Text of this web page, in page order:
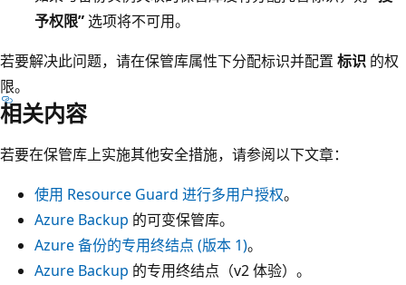
予权限”选项将不可用。
若要解决此问题，请在保管库属性下分配标识并配置 标识 的权
限。
相关内容
若要在保管库上实施其他安全措施，请参阅以下文章：
使用 Resource Guard 进行多用户授权。
Azure Backup 的可变保管库。
Azure 备份的专用终结点 (版本 1)。
Azure Backup 的专用终结点（v2 体验）。